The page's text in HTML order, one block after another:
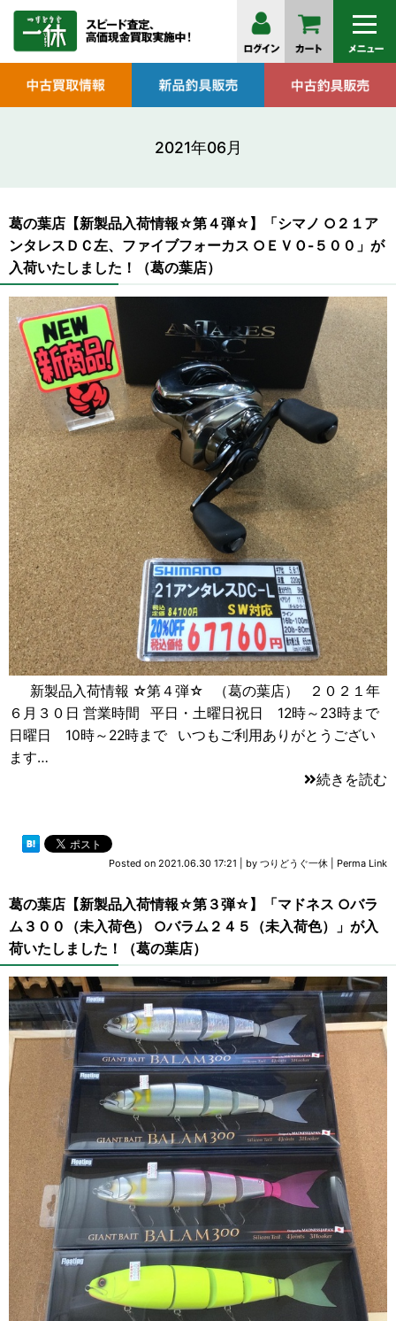
2021年06月
葛の葉店【新製品入荷情報☆第４弾☆】「シマノ ○２１ア
ンタレスＤＣ左、ファイブフォーカス ○ＥＶＯ-５００」が
入荷いたしました！（葛の葉店）
新製品入荷情報 ☆第４弾☆ （葛の葉店） ２０２１年
６月３０日 営業時間 平日・土曜日祝日 12時～23時まで
日曜日 10時～22時まで いつもご利用ありがとうござい
ます…
続きを読む
Posted on 2021.06.30 17:21 by つりどうぐ一休 Perma Link
葛の葉店【新製品入荷情報☆第３弾☆】「マドネス ○バラ
ム３００（未入荷色） ○バラム２４５（未入荷色）」が入
荷いたしました！（葛の葉店）